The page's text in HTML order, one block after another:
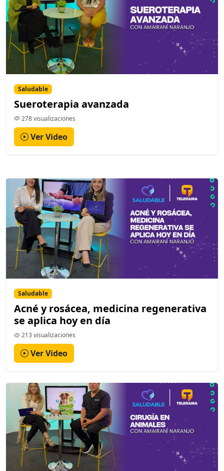
Saludable
Sueroterapia avanzada
278 visualizaciones
Ver Video
Saludable
Acné y rosácea, medicina regenerativa
se aplica hoy en día
213 visualizaciones
Ver Video